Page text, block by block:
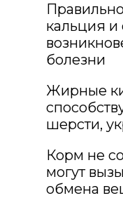
кальция
болезни
Жирные
шерсти,
Корм не
могут
обмена